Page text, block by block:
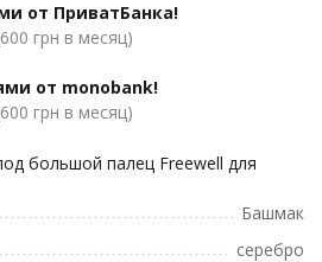
от ПриватБанка!
грн в месяц)
от monobank!
грн в месяц)
большой палец Freewell для
Башмак
серебро